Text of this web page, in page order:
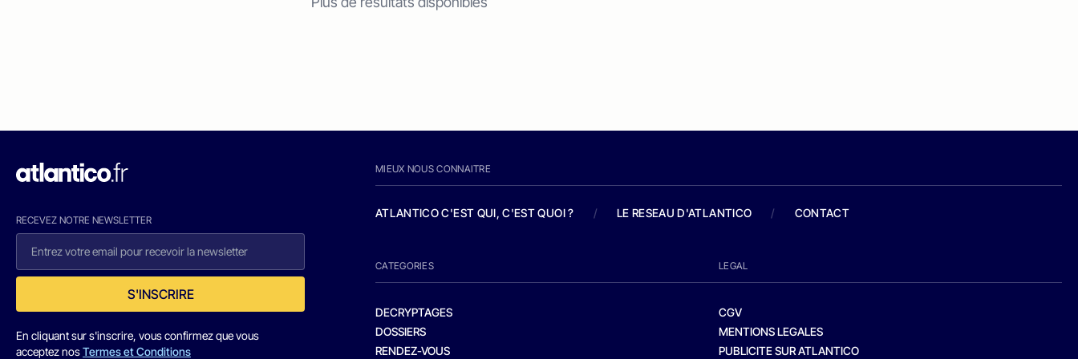
RECEVEZ NOTRE NEWSLETTER
S'INSCRIRE
En cliquant sur s'inscrire, vous confirmez que vous
acceptez nosTermes et Conditions
MIEUX NOUS CONNAITRE
ATLANTICO C'EST QUI, C'EST QUOI ? / LE RESEAU D'ATLANTICO / CONTACT
CATEGORIES
DECRYPTAGES
DOSSIERS
RENDEZ-VOUS
LEGAL
CGV
MENTIONS LEGALES
PUBLICITE SUR ATLANTICO